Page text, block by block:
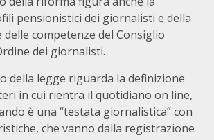
pensionistici dei giornalisti e della
competenze del Consiglio
dei giornalisti.
della legge riguarda la definizione
in cui rientra il quotidiano on line,
è una “testata giornalistica” con
che vanno dalla registrazione